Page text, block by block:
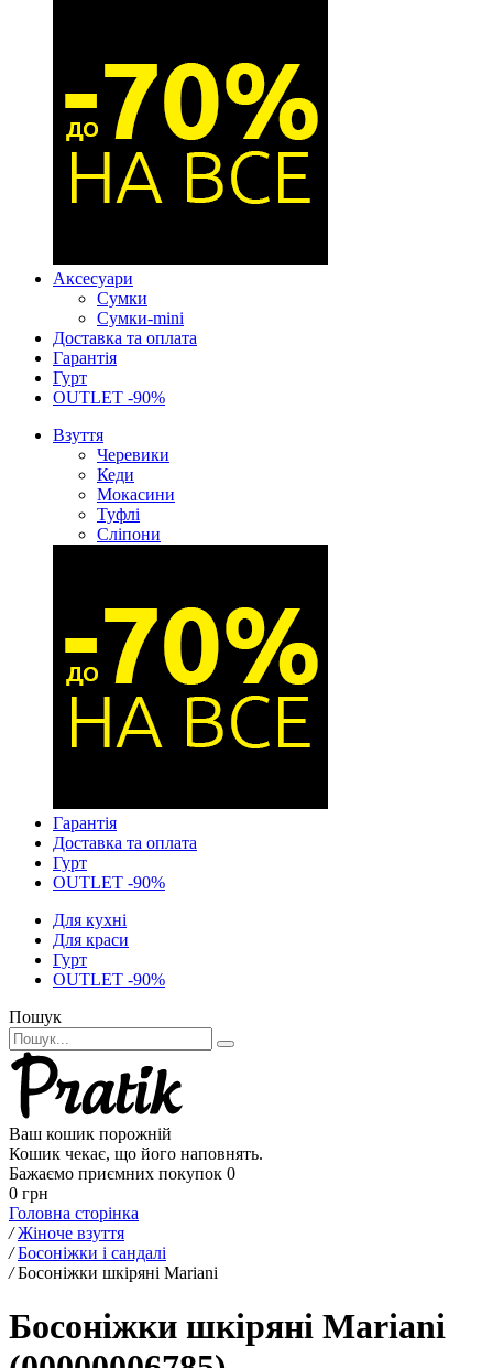
Аксесуари
Сумки
Сумки-mini
Доставка та оплата
Гарантія
Гурт
OUTLET -90%
Взуття
Черевики
Кеди
Мокасини
Туфлі
Сліпони
Гарантія
Доставка та оплата
Гурт
OUTLET -90%
Для кухні
Для краси
Гурт
OUTLET -90%
Пошук
Ваш кошик порожній
Кошик чекає, що його наповнять.
Бажаємо приємних покупок 0
0 грн
Головна сторінка
/ Жіноче взуття
/ Босоніжки і сандалі
/ Босоніжки шкіряні Mariani
Босоніжки шкіряні Mariani